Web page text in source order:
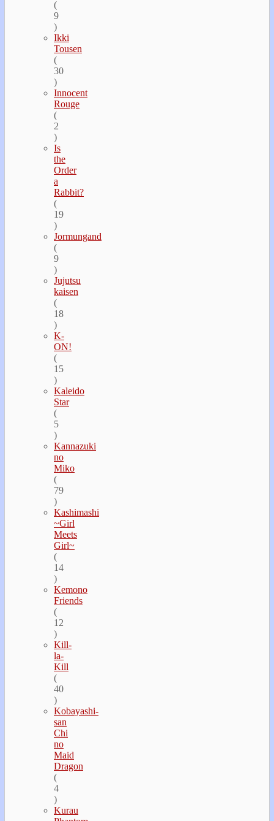
(
9
)
Ikki
Tousen
(
30
)
Innocent
Rouge
(
2
)
Is
the
Order
a
Rabbit?
(
19
)
Jormungand
(
9
)
Jujutsu
kaisen
(
18
)
K-
ON!
(
15
)
Kaleido
Star
(
5
)
Kannazuki
no
Miko
(
79
)
Kashimashi
~Girl
Meets
Girl~
(
14
)
Kemono
Friends
(
12
)
Kill-
la-
Kill
(
40
)
Kobayashi-
san
Chi
no
Maid
Dragon
(
4
)
Kurau